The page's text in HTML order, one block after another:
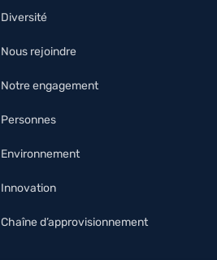
Diversité
Nous rejoindre
Notre engagement
Personnes
Environnement
Innovation
Chaîne d’approvisionnement